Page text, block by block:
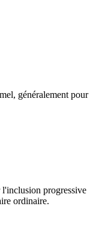
généralement pour
progressive
ordinaire.